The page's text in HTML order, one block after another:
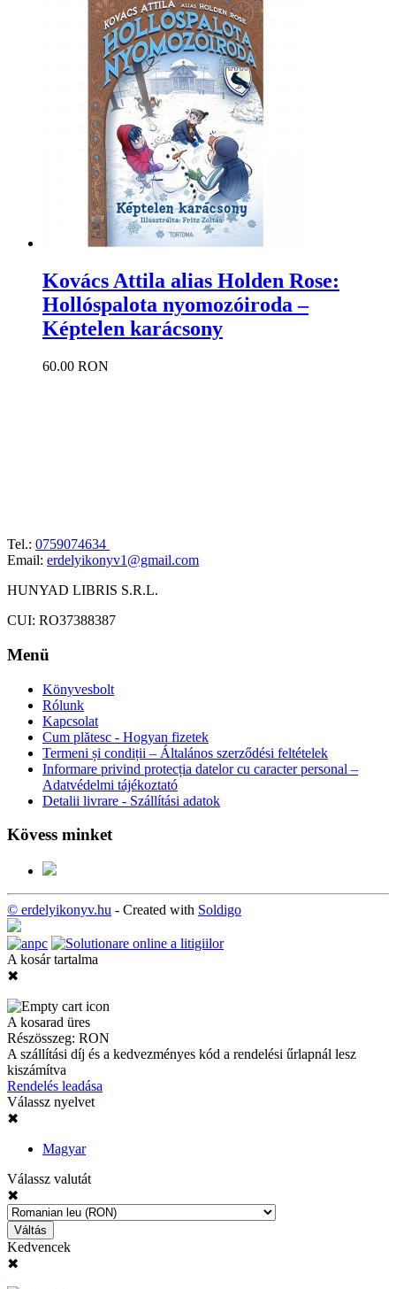
Kovács Attila alias Holden Rose:
Hollóspalota nyomozóiroda –
Képtelen karácsony
60.00 RON
Tel.: 0759074634
Email: erdelyikonyv1@gmail.com
HUNYAD LIBRIS S.R.L.
CUI: RO37388387
Menü
Könyvesbolt
Rólunk
Kapcsolat
Cum plătesc - Hogyan fizetek
Termeni și condiții – Általános szerződési feltételek
Informare privind protecția datelor cu caracter personal –
Adatvédelmi tájékoztató
Detalii livrare - Szállítási adatok
Kövess minket
© erdelyikonyv.hu - Created with Soldigo
A kosár tartalma
✖
A kosarad üres
Részösszeg: RON
A szállítási díj és a kedvezményes kód a rendelési űrlapnál lesz
kiszámítva
Rendelés leadása
Válassz nyelvet
✖
Magyar
Válassz valutát
✖
Váltás
Kedvencek
✖